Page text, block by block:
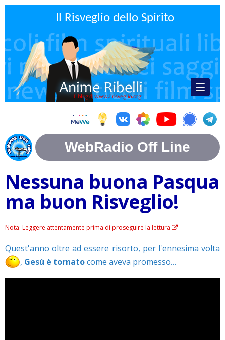
Il Risveglio dello Spirito
Nessuna buona Pasqua
ma buon Risveglio!
Nota: Leggere attentamente prima di proseguire la lettura
Quest'anno oltre ad essere risorto, per l'ennesima volta
, Gesù è tornatocome aveva promesso…